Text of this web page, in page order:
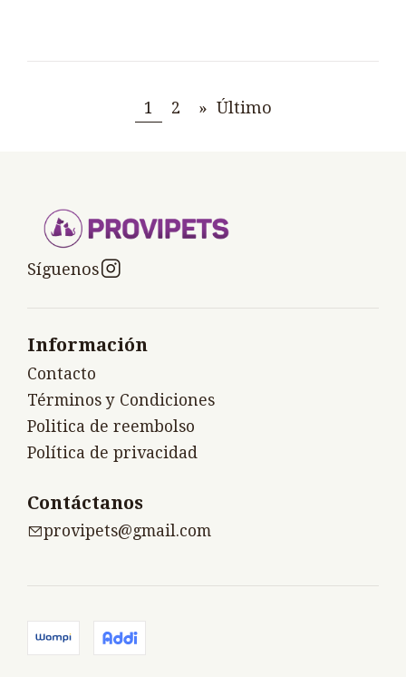
1 2 » Último
Síguenos
Información
Contacto
Términos y Condiciones
Politica de reembolso
Política de privacidad
Contáctanos
provipets@gmail.com